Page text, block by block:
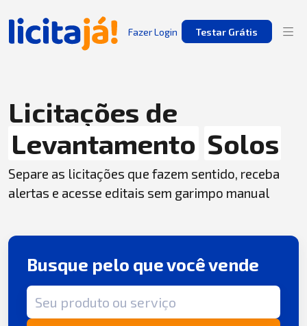
Fazer Login Testar Grátis
Licitações de
Levantamento Solos
Separe as licitações que fazem sentido, receba
alertas e acesse editais sem garimpo manual
Busque pelo que você vende
Termo de busca